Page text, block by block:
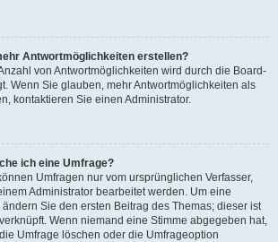
Antwortmöglichkeiten erstellen?
von Antwortmöglichkeiten wird durch die Board-
Wenn Sie glauben, mehr Antwortmöglichkeiten als
kontaktieren Sie einen Administrator.
ich eine Umfrage?
Umfragen nur vom ursprünglichen Verfasser,
Administrator bearbeitet werden. Um eine
Sie den ersten Beitrag des Themas; dieser ist
Wenn niemand eine Stimme abgegeben hat,
Umfrage löschen oder die Umfrageoption